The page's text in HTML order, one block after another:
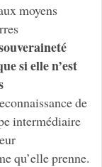
moyens
si elle n’est
de
intermédiaire
qu’elle prenne.